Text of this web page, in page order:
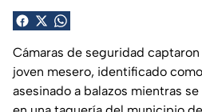
Cámaras de seguridad
joven mesero, identificado como
asesinado a balazos mientras